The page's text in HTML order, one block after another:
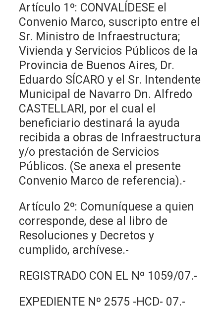
Artículo 1º: CONVALÍDESE el
Convenio Marco, suscripto entre el
Sr. Ministro de Infraestructura;
Vivienda y Servicios Públicos de la
Provincia de Buenos Aires, Dr.
Eduardo SÍCARO y el Sr. Intendente
Municipal de Navarro Dn. Alfredo
CASTELLARI, por el cual el
beneficiario destinará la ayuda
recibida a obras de Infraestructura
y/o prestación de Servicios
Públicos. (Se anexa el presente
Convenio Marco de referencia).-
Artículo 2º: Comuníquese a quien
corresponde, dese al libro de
Resoluciones y Decretos y
cumplido, archívese.-
REGISTRADO CON EL Nº 1059/07.-
EXPEDIENTE Nº 2575 -HCD- 07.-